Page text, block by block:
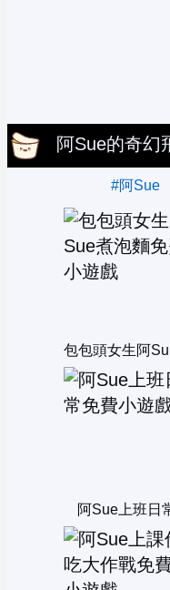
阿Sue的奇幻
#阿Sue
阿Sue上班日